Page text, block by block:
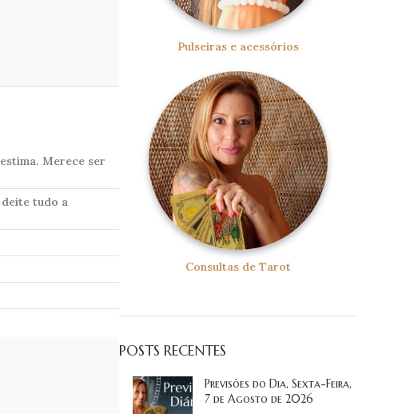
Merece ser
deite tudo a
Pulseiras e acessórios
Consultas de Tarot
POSTS RECENTES
Previsões do Dia, Sexta-Feira,
7 de Agosto de 2026